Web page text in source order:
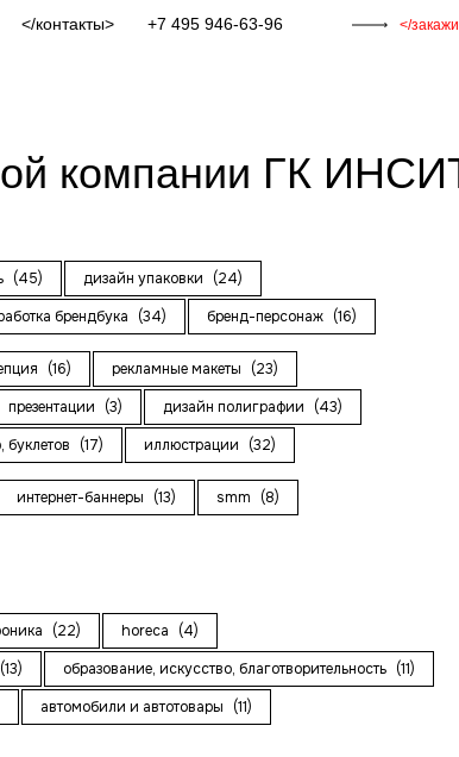
контакты +7 495 946-63-96
компании ГК
(45) дизайн упаковки
(24)
брендбука (34) бренд-персонаж (16)
(16) рекламные макеты
(23)
презентации (3) дизайн полиграфии
(43)
буклетов (17) иллюстрации (32)
интернет-баннеры (13) smm
(8)
(22) horeca
(4)
(13) образование, искусство, благотворительность (11)
автомобили и автотовары
(11)